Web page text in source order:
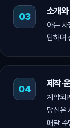
소개와
아는
답하며
제작·
계약되
당신은
매달 수